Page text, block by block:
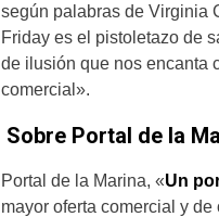
según palabras de Virginia
Friday es el pistoletazo de
de ilusión que nos encanta
comercial».
Sobre Portal de la
Portal de la Marina, «Un
mayor oferta comercial y